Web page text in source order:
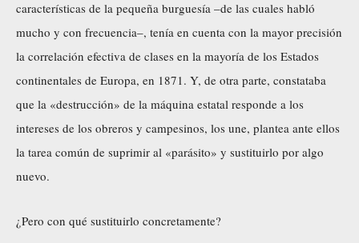
características de la pequeña burguesía –de las cuales habló
mucho y con frecuencia–, tenía en cuenta con la mayor precisión
la correlación efectiva de clases en la mayoría de los Estados
continentales de Europa, en 1871. Y, de otra parte, constataba
que la «destrucción» de la máquina estatal responde a los
intereses de los obreros y campesinos, los une, plantea ante ellos
la tarea común de suprimir al «parásito» y sustituirlo por algo
nuevo.
¿Pero con qué sustituirlo concretamente?